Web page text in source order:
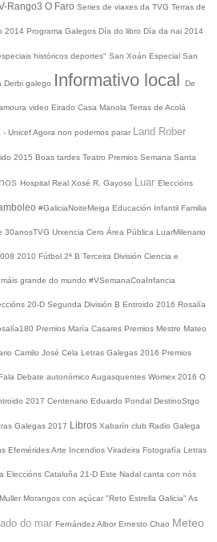
Rango3 O Faro Series de viaxes da TVG Terras de
2014 Programa Galegos Día do libro Día da nai 2014
históricos deportes" San Xoán Especial San
Derbi galego Informativo local De
video Eirado Casa Manola Terras de Acolá
- UnicefAgora non podemos parar Land Rober
2015 Boas tardes Teatro Premios Semana Santa
Hospital Real Xosé R. Gayoso Luar Eleccións
#GaliciaNoiteMeiga Educación Infantil Familia
30anosTVG Urxencia Cero Área Pública LuarMilenario
2010 Fútbol 2ª B Terceira División Ciencia e
grande do mundo #VSemanaCoaInfancia
20-D Segunda División B Entroido 2016 Rosalía
Premios María Casares Premios Mestre Mateo
Camilo José Cela Letras Galegas 2016 Premios
Debate autonómico Augasquentes Womex 2016 O
2017 Centenario Eduardo Pondal DestinoStgo
Galegas 2017 Libros Xabarín club Radio Galega
EfeméridesArte Incendios Viradeira Fotografía Letras
Eleccións Cataluña 21-D Este Nadal canta con nós
Morangos con açúcar "Reto Estrella Galicia" As
do mar Fernández Albor Ernesto Chao Meteo